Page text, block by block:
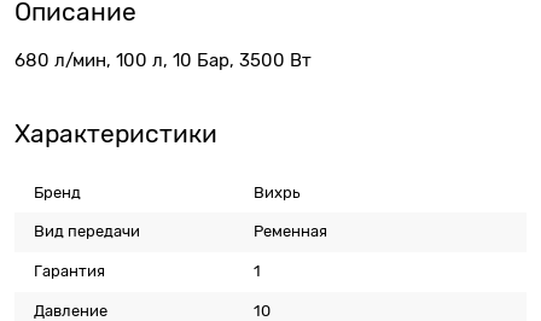
Описание
680 л/мин, 100 л, 10 Бар, 3500 Вт
Характеристики
Бренд Вихрь
Вид передачи Ременная
Гарантия 1
Давление 10